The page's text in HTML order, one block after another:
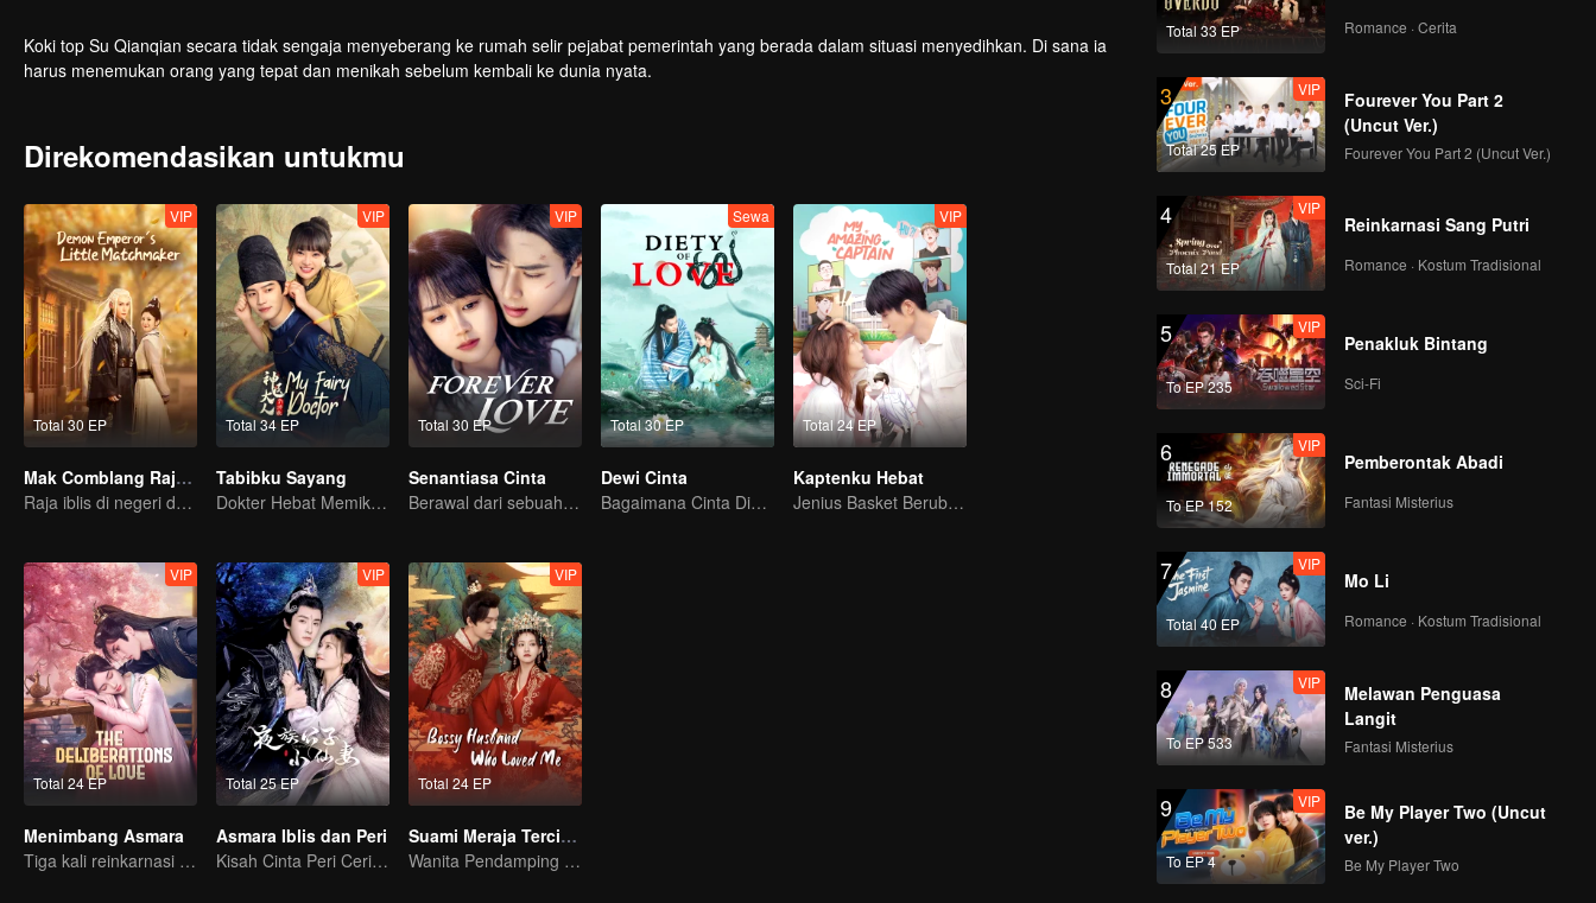
Koki top Su Qianqian secara tidak sengaja menyeberang ke rumah selir pejabat pemerintah yang berada dalam situasi menyedihkan. Di sana ia
harus menemukan orang yang tepat dan menikah sebelum kembali ke dunia nyata.
Direkomendasikan untukmu
Total 30 EP
VIP
Mak Comblang Raja Iblis
Raja iblis di negeri dongeng perlu dicomblangin
Total 34 EP
VIP
Tabibku Sayang
Dokter Hebat Memikat Gadis Imut
Total 30 EP
VIP
Senantiasa Cinta
Berawal dari sebuah ciuman
Total 30 EP
Sewa
Dewi Cinta
Bagaimana Cinta Dimulai dan Menjadi Obsesi
Total 24 EP
VIP
Kaptenku Hebat
Jenius Basket Berubah Gender Mencari Cinta Sejati
Total 24 EP
VIP
Menimbang Asmara
Tiga kali reinkarnasi dalam hidup Qing Qing!
Total 25 EP
VIP
Asmara Iblis dan Peri
Kisah Cinta Peri Ceria dan Iblis Berwajah Dingin
Total 24 EP
VIP
Suami Meraja Tercinta
Wanita Pendamping yang Mengubah Nasib Menjadi Permaisuri
Total 33 EP Romance · Cerita
3
Total 25 EP
VIP
Fourever You Part 2
(Uncut Ver.)
Fourever You Part 2 (Uncut Ver.)
4
Total 21 EP
VIP
Reinkarnasi Sang Putri
Romance · Kostum Tradisional
5
To EP 235
VIP
Penakluk Bintang
Sci-Fi
6
To EP 152
VIP
Pemberontak Abadi
Fantasi Misterius
7
Total 40 EP
VIP
Mo Li
Romance · Kostum Tradisional
8
To EP 533
VIP
Melawan Penguasa
Langit
Fantasi Misterius
9
To EP 4
VIP
Be My Player Two (Uncut
ver.)
Be My Player Two